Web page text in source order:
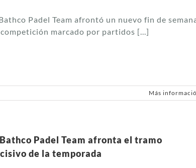
Padel Team afrontó un nuevo fin de
marcado por partidos [...]
Más
Padel Team afronta el tramo
de la temporada